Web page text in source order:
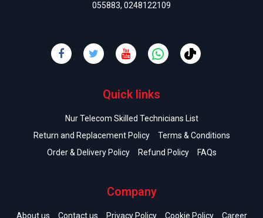
055883, 0248122109
Quick links
Nur Telecom Skilled Technicians List
Return and Replacement Policy
Terms & Conditions
Order & Delivery Policy
Refund Policy FAQs
Company
About us Contact us Privacy Policy Cookie Policy Career